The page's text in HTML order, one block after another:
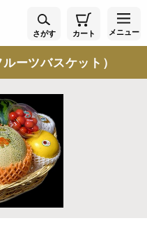
さがす カート メニュー
ーツバスケット）